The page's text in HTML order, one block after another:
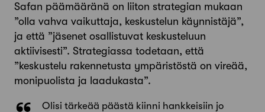
Safan päämääränä on liiton strategian mukaan
”olla vahva vaikuttaja, keskustelun käynnistäjä”,
ja että ”jäsenet osallistuvat keskusteluun
aktiivisesti”. Strategiassa todetaan, että
”keskustelu rakennetusta ympäristöstä on vireää,
monipuolista ja laadukasta”.
Olisi tärkeää päästä kiinni hankkeisiin jo